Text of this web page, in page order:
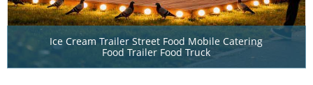
Ice Cream Trailer Street Food Mobile Catering
Food Trailer Food Truck